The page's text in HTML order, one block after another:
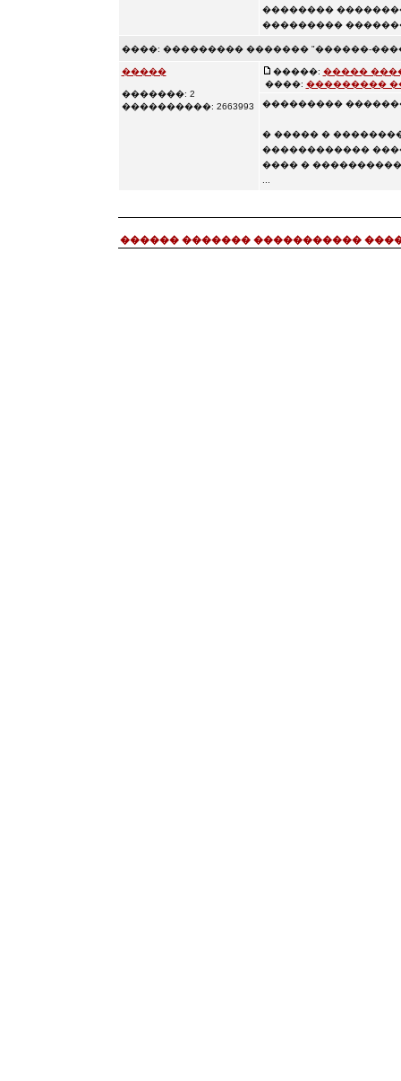
��������
���������
����: ��������� ������� "������-
�����
�������: 2
����������: 2663993
�����: �����
����: ���������
���������
� ����� �
������������
���� �
������ ������� �����������